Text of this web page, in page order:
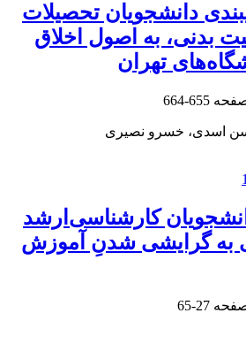
دانشجویان تحصیلات
بدنی، به اصول اخلاق
تهران
655-664
اسدی، خسرو نصیری
کارشناسی‌ارشد
به گرایشی شدنِ آموزش
27-65